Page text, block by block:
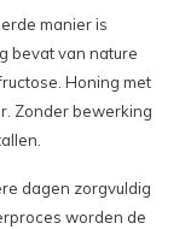
manier is
bevat van nature
Honing met
Zonder bewerking
dagen zorgvuldig
worden de